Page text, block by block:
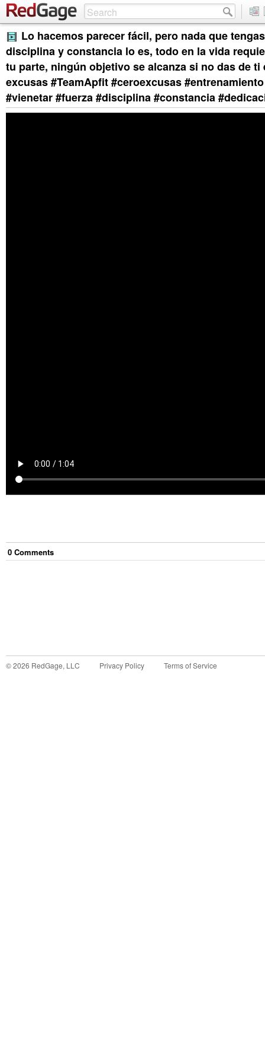
Lo hacemos parecer fácil, pero nada que
disciplina y constancia lo es, todo en la vida
tu parte, ningún objetivo se alcanza si no das de ti
excusas #TeamApfit #ceroexcusas
#vienetar #fuerza #disciplina #constancia
0 Comments
©2026 RedGage, LLC Privacy Policy Terms of Service